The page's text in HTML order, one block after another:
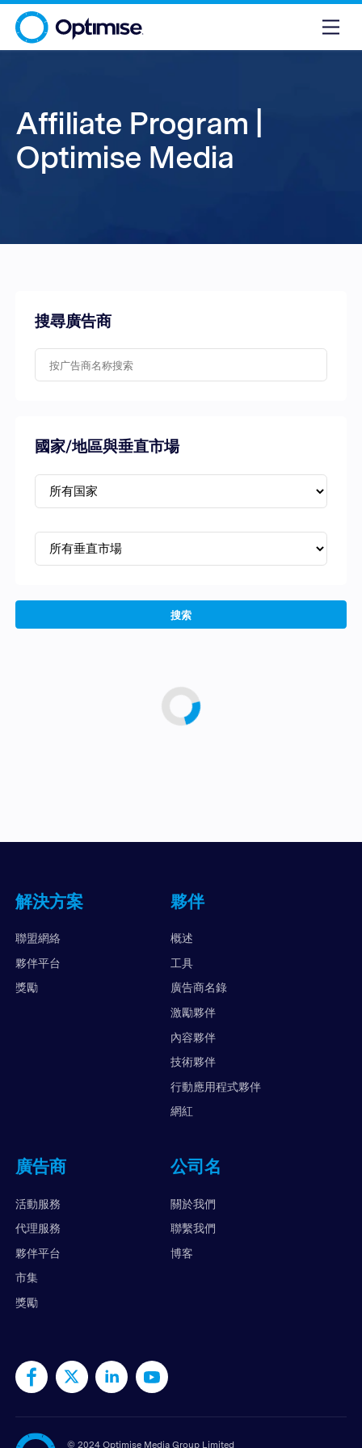
Affiliate Program |
Optimise Media
搜尋廣告商
國家/地區與垂直市場
搜索
解決方案
聯盟網絡
夥伴平台
獎勵
夥伴
概述
工具
廣告商名錄
激勵夥伴
內容夥伴
技術夥伴
行動應用程式夥伴
網紅
廣告商
活動服務
代理服務
夥伴平台
市集
獎勵
公司名
關於我們
聯繫我們
博客
© 2024 Optimise Media Group Limited